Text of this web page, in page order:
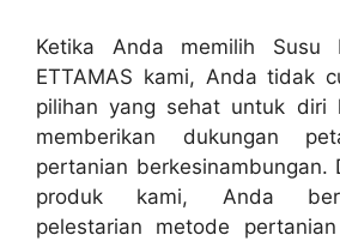
Ketika Anda memilih Susu
ETTAMAS kami, Anda tidak
pilihan yang sehat untuk diri
memberikan dukungan
pertanian berkesinambungan.
produk kami, Anda
pelestarian metode